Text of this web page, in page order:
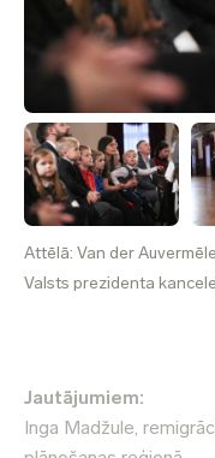
Attēlā: Van der
Valsts prezidenta
Jautājumiem:
Inga Madžule,